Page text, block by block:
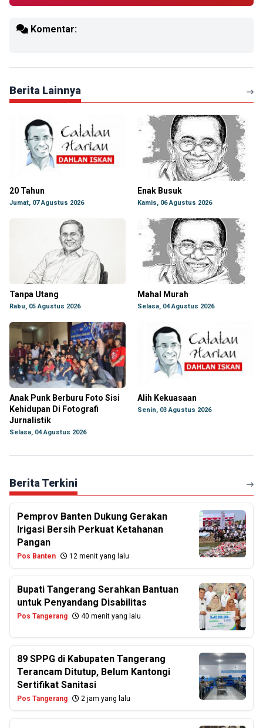
Komentar:
Berita Lainnya
20 Tahun
Jumat, 07 Agustus 2026
Enak Busuk
Kamis, 06 Agustus 2026
Tanpa Utang
Rabu, 05 Agustus 2026
Mahal Murah
Selasa, 04 Agustus 2026
Anak Punk Berburu Foto Sisi
Kehidupan Di Fotografi
Jurnalistik
Selasa, 04 Agustus 2026
Alih Kekuasaan
Senin, 03 Agustus 2026
Berita Terkini
Pemprov Banten Dukung Gerakan
Irigasi Bersih Perkuat Ketahanan
Pangan
Pos Banten 12 menit yang lalu
Bupati Tangerang Serahkan Bantuan
untuk Penyandang Disabilitas
Pos Tangerang 40 menit yang lalu
89 SPPG di Kabupaten Tangerang
Terancam Ditutup, Belum Kantongi
Sertifikat Sanitasi
Pos Tangerang 2 jam yang lalu